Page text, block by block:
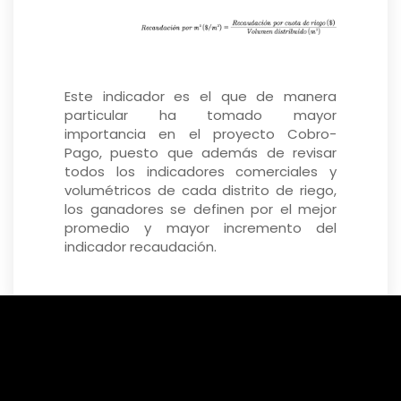
Este indicador es el que de manera
particular ha tomado mayor
importancia en el proyecto Cobro-
Pago, puesto que además de revisar
todos los indicadores comerciales y
volumétricos de cada distrito de riego,
los ganadores se definen por el mejor
promedio y mayor incremento del
indicador recaudación.